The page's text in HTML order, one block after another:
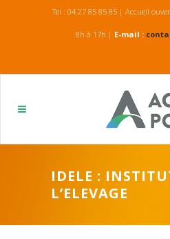
Tel : 04 27 85 85 85 | Accueil
8h à 17h | E-mail :
IDELE :
L’ELEVAGE